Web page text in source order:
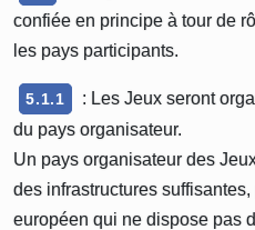
confiée en principe à tour de
les pays participants.
5.1.1
: Les Jeux seront
du pays organisateur.
Un pays organisateur des
des infrastructures
européen qui ne dispose pas